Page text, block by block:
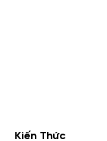
Kiến Thức